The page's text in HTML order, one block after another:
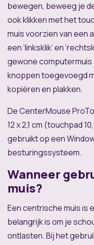
bewegen, beweeg je
ook klikken met het
muis voorzien van een
een ‘linksklik’ en
gewone computermuis
knoppen toegevoegd
kopiëren en plakken.
De CenterMouse
12 x 2,1 cm (touchpad
gebruikt op een
besturingssysteem.
Wanneer
muis?
Een centrische muis is
belangrijk is om je
ontlasten. Bij het